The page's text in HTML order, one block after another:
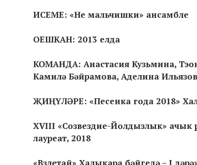
ИСЕМЕ: «Не мальчишки» ансамбле
ОЕШКАН: 2013 елда
КОМАНДА: Анастасия Кузьмина,
Камилә Бәйрамова, Аделина
ҖИҢҮЛӘРЕ: «Песенка года 2018»
XVIII «Созвездие-Йолдызлык» ачык
лауреат, 2018
«Взлетай» Халыкара бәйгедә – I